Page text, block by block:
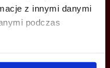
z innymi danymi
podczas